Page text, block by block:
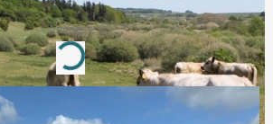
Annonce
Loading...